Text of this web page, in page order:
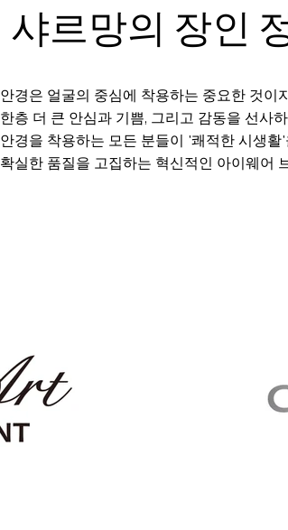
샤르망의 장인
안경은 얼굴의 중심에 착용하는 중요한 것이
한층 더 큰 안심과 기쁨, 그리고 감동을 선사
안경을 착용하는 모든 분들이 '쾌적한 시생활
확실한 품질을 고집하는 혁신적인 아이웨어